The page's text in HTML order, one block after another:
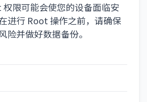
限可能会使您的设备面临安
进行 Root 操作之前，请确保
险并做好数据备份。